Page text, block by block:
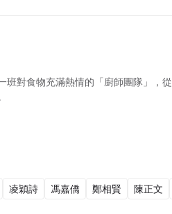
班對食物充滿熱情的「廚師團隊」，
凌穎詩 馮嘉僑 鄭相賢 陳正文